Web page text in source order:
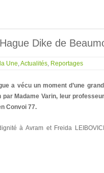
Dike de
Une,Actualités, Reportages
a vécu un moment d’une
Madame Varin, leur
Convoi 77.
à Avram et Freida